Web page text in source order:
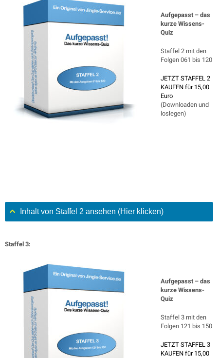
Aufgepasst – das
kurze Wissens-
Quiz
Staffel 2 mit den
Folgen 061 bis 120
JETZT STAFFEL 2
KAUFEN für 15,00
Euro
(Downloaden und
loslegen)
Inhalt von Staffel 2 ansehen (Hier klicken)
Staffel 3:
Aufgepasst – das
kurze Wissens-
Quiz
Staffel 3 mit den
Folgen 121 bis 150
JETZT STAFFEL 3
KAUFEN für 15,00